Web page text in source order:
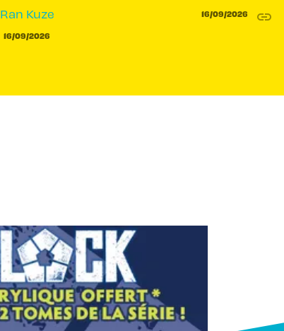
Ran Kuze
16/09/2026
16/09/2026 link